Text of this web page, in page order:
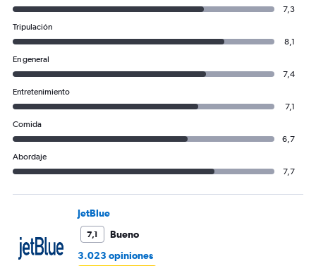
7,3
Tripulación
8,1
En general
7,4
Entretenimiento
7,1
Comida
6,7
Abordaje
7,7
JetBlue
7,1
Bueno
3.023 opiniones